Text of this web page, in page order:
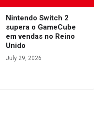
Nintendo Switch 2
supera o GameCube
em vendas no Reino
Unido
July 29, 2026